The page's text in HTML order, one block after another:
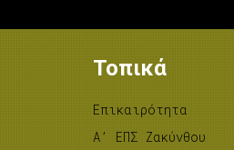
Τοπικά
Επικαιρότητα
A’ ΕΠΣ Ζακύνθου